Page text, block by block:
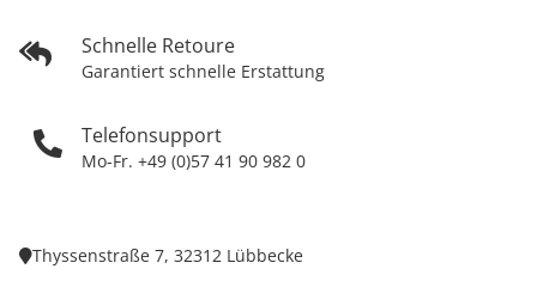
Schnelle Retoure
Garantiert schnelle Erstattung
Telefonsupport
Mo-Fr. +49 (0)57 41 90 982 0
Thyssenstraße 7, 32312 Lübbecke